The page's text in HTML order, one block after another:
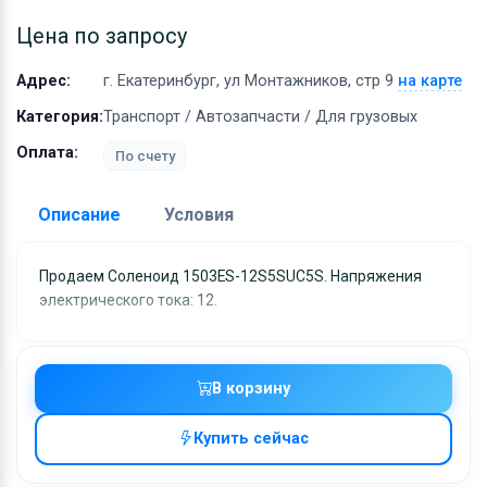
В корзину
Купить сейчас
Цена по запросу
Адрес: г. Екатеринбург, ул Монтажников, стр 9 на карте
Категория:Транспорт / Автозапчасти / Для грузовых
Оплата:
По счету
Описание Условия
Продаем Соленоид 1503ES-12S5SUC5S. Напряжения
электрического тока: 12.
Доставка:
Адрес самовывоза:
Отправка товара осуществляется в течение 2-х
после получения оплаты и отправляются через UPS
отслеживанием местоположения посылки и
Материалы